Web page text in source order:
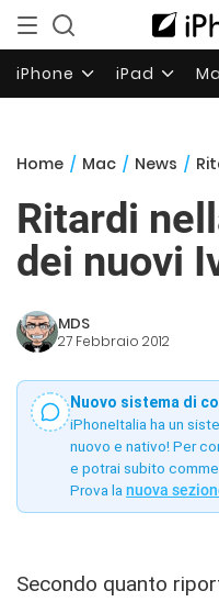
iPhone iPad
Home / Mac / News /
Ritardi
dei nuovi
MDS
27 Febbraio 2012
Nuovo sistema di
iPhoneItalia ha un
nuovo e nativo! Per
e potrai subito
Prova la nuova
Secondo quanto